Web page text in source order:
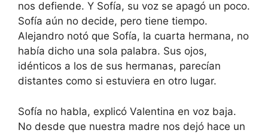
nos defiende. Y Sofía, su voz se apagó un poco.
Sofía aún no decide, pero tiene tiempo.
Alejandro notó que Sofía, la cuarta hermana, no
había dicho una sola palabra. Sus ojos,
idénticos a los de sus hermanas, parecían
distantes como si estuviera en otro lugar.
Sofía no habla, explicó Valentina en voz baja.
No desde que nuestra madre nos dejó hace un